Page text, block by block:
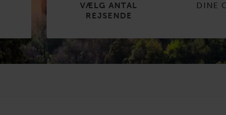
VÆLG ANTAL
REJSENDE
DINE